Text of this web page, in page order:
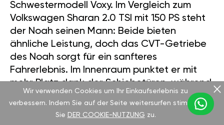
Schwestermodell Voxy. Im Vergleich zum
Volkswagen Sharan 2.0 TSI mit 150 PS steht
der Noah seinen Mann: Beide bieten
ähnliche Leistung, doch das CVT-Getriebe
des Noah sorgt für ein sanfteres
Fahrerlebnis. Im Innenraum punktet er mit
mehr Platz dank der Schiebetüren, während
der Sharan etwas hochwertiger wirkt.
Preislich kann der Noah aufgrund seiner
Wir verwenden Cookies um Ihr Einkaufserlebnis zu
verbessern. Indem Sie auf der Seite weitersurfen stimmen
Sie DER COOKIE-NUTZUNG zu.